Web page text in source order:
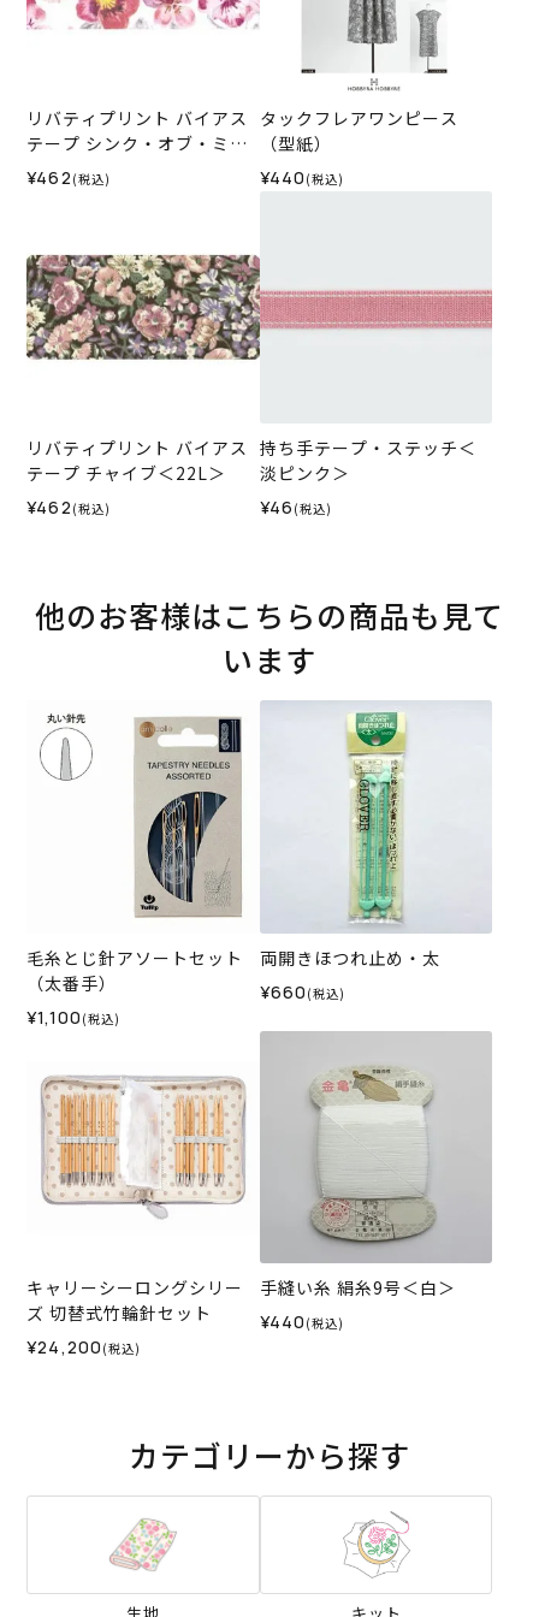
リバティプリント バイアス
テープ シンク・オブ・ミー
＜15P＞
¥462 (税込)
タックフレアワンピース
（型紙）
¥440 (税込)
リバティプリント バイアス
テープ チャイブ＜22L＞
¥462 (税込)
持ち手テープ・ステッチ＜
淡ピンク＞
¥46 (税込)
他のお客様はこちらの商品も見て
います
毛糸とじ針アソートセット
（太番手）
¥1,100 (税込)
両開きほつれ止め・太
¥660 (税込)
キャリーシーロングシリー
ズ 切替式竹輪針セット
¥24,200 (税込)
手縫い糸 絹糸9号＜白＞
¥440 (税込)
カテゴリーから探す